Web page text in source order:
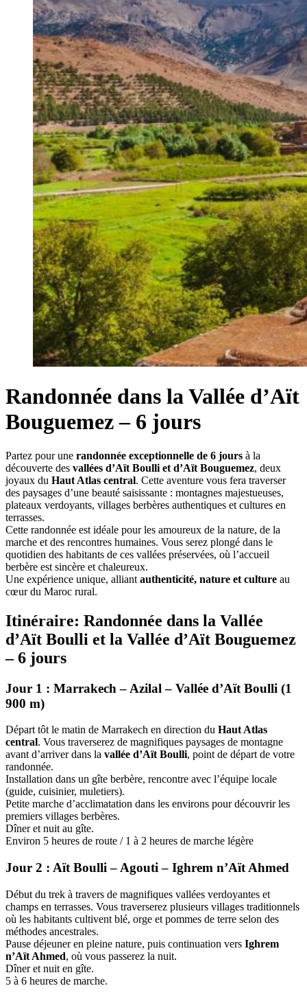
Randonnée dans la Vallée d’Aït
Bouguemez – 6 jours
Partez pour une randonnée exceptionnelle de 6 jours à la
découverte des vallées d’Aït Boulli et d’Aït Bouguemez, deux
joyaux du Haut Atlas central. Cette aventure vous fera traverser
des paysages d’une beauté saisissante : montagnes majestueuses,
plateaux verdoyants, villages berbères authentiques et cultures en
terrasses.
Cette randonnée est idéale pour les amoureux de la nature, de la
marche et des rencontres humaines. Vous serez plongé dans le
quotidien des habitants de ces vallées préservées, où l’accueil
berbère est sincère et chaleureux.
Une expérience unique, alliant authenticité, nature et culture au
cœur du Maroc rural.
Itinéraire: Randonnée dans la Vallée
d’Aït Boulli et la Vallée d’Aït Bouguemez
– 6 jours
Jour 1 : Marrakech – Azilal – Vallée d’Aït Boulli (1
900 m)
Départ tôt le matin de Marrakech en direction du Haut Atlas
central. Vous traverserez de magnifiques paysages de montagne
avant d’arriver dans la vallée d’Aït Boulli, point de départ de votre
randonnée.
Installation dans un gîte berbère, rencontre avec l’équipe locale
(guide, cuisinier, muletiers).
Petite marche d’acclimatation dans les environs pour découvrir les
premiers villages berbères.
Dîner et nuit au gîte.
Environ 5 heures de route / 1 à 2 heures de marche légère
Jour 2 : Aït Boulli – Agouti – Ighrem n’Aït Ahmed
Début du trek à travers de magnifiques vallées verdoyantes et
champs en terrasses. Vous traverserez plusieurs villages traditionnels
où les habitants cultivent blé, orge et pommes de terre selon des
méthodes ancestrales.
Pause déjeuner en pleine nature, puis continuation vers Ighrem
n’Aït Ahmed, où vous passerez la nuit.
Dîner et nuit en gîte.
5 à 6 heures de marche.